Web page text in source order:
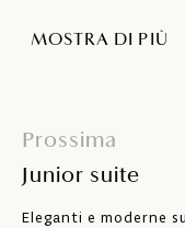
Minibar
MOSTRA DI PIÙ
Prossima
Junior suite
Eleganti e moderne